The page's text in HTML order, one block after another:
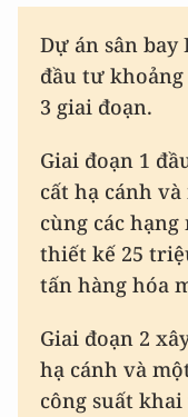
Dự án sân
đầu tư khoảng
3 giai đoạn.
Giai đoạn 1
cất hạ cánh
cùng các
thiết kế 25
tấn hàng hóa
Giai đoạn 2
hạ cánh và
công suất